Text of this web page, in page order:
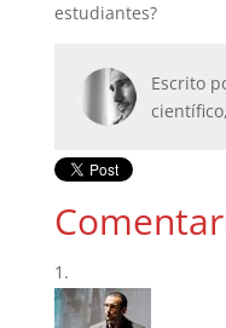
estudiantes?
Escrito